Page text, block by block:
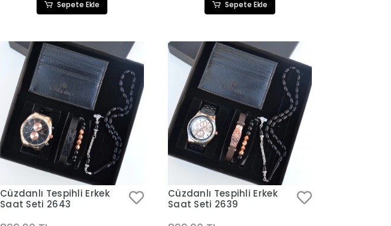
Sepete Ekle Sepete Ekle
Cüzdanlı Tespihli Erkek
Saat Seti 2643
Cüzdanlı Tespihli Erkek
Saat Seti 2639